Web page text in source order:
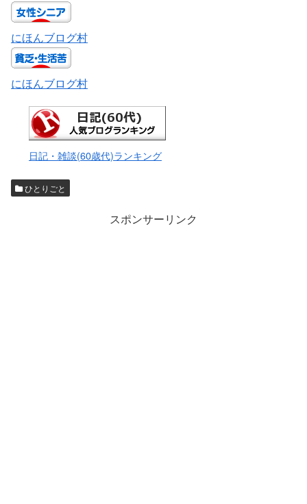
にほんブログ村
にほんブログ村
日記・雑談(60歳代)ランキング
ひとりごと
スポンサーリンク